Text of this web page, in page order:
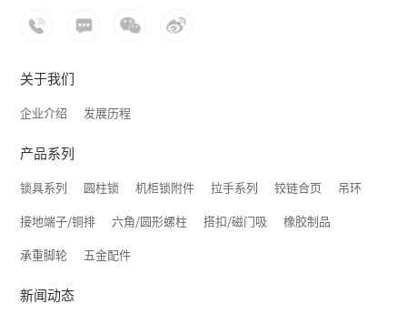
关于我们
企业介绍 发展历程
产品系列
锁具系列 圆柱锁 机柜锁附件 拉手系列 铰链合页
吊环
接地端子/铜排
六角/圆形螺柱 搭扣/磁门吸
橡胶制品
承重脚轮
五金配件
新闻动态